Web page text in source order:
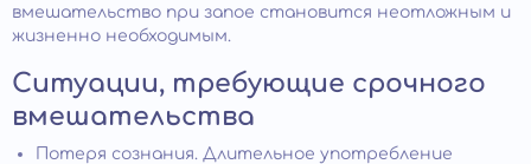
вмешательство при запое становится неотложным и
жизненно необходимым.
Ситуации, требующие срочного
вмешательства
Потеря сознания. Длительное употребление